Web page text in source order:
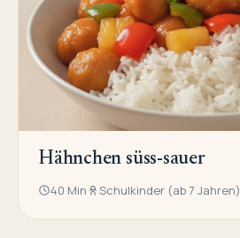
Hähnchen süss-sauer
40 Min Schulkinder (ab 7 Jahren)